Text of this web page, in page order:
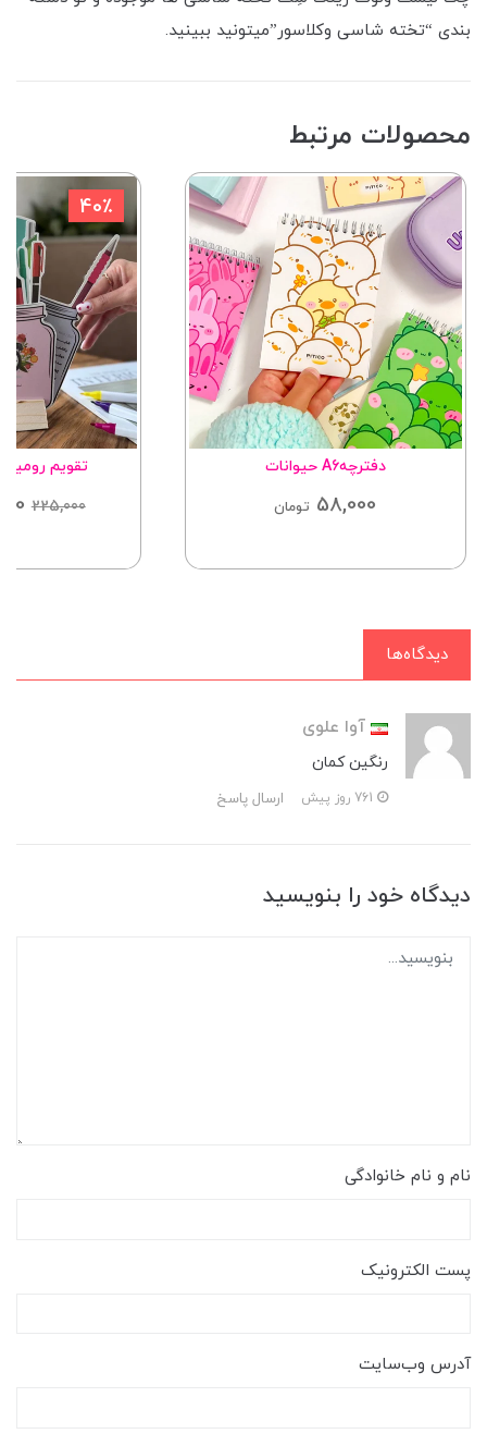
بندی “تخته شاسی وکلاسور”میتونید ببینید.
محصولات مرتبط
دفترچهA6 حیوانات
58,000 تومان
40٪
تقویم
225,000
دیدگاه‌ها
آوا علوی
رنگین کمان
ارسال پاسخ
دیدگاه خود را بنویسید
نام و نام خانوادگی
پست الکترونیک
آدرس وب‌سایت